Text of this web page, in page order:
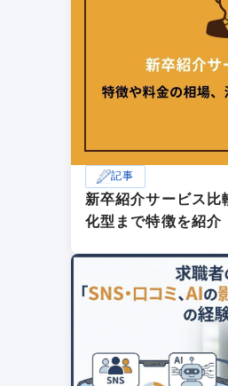
記事
新卒紹介サービス
化型まで特徴を紹介